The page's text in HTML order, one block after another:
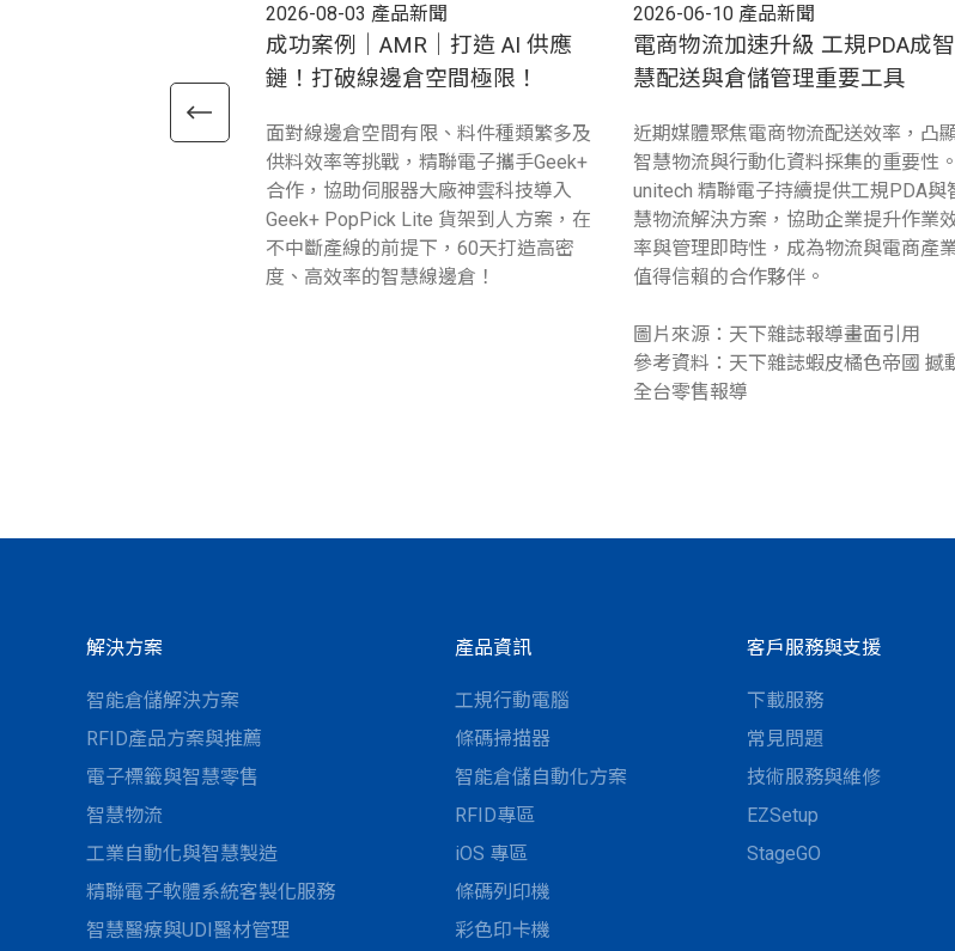
2026-08-03 產品新聞
成功案例｜AMR｜打造 AI 供應
鏈！打破線邊倉空間極限！
面對線邊倉空間有限、料件種類繁多及
供料效率等挑戰，精聯電子攜手Geek+
合作，協助伺服器大廠神雲科技導入
Geek+ PopPick Lite 貨架到人方案，在
不中斷產線的前提下，60天打造高密
度、高效率的智慧線邊倉！
2026-06-10 產品新聞
電商物流加速升級 工規PDA成智
慧配送與倉儲管理重要工具
近期媒體聚焦電商物流配送效率，凸
智慧物流與行動化資料採集的重要性。
unitech 精聯電子持續提供工規PDA與
慧物流解決方案，協助企業提升作業
率與管理即時性，成為物流與電商產
值得信賴的合作夥伴。
圖片來源：天下雜誌報導畫面引用
參考資料：天下雜誌蝦皮橘色帝國 撼
全台零售報導
解決方案
智能倉儲解決方案
RFID產品方案與推薦
電子標籤與智慧零售
智慧物流
工業自動化與智慧製造
精聯電子軟體系統客製化服務
智慧醫療與UDI醫材管理
產品資訊
工規行動電腦
條碼掃描器
智能倉儲自動化方案
RFID專區
iOS 專區
條碼列印機
彩色印卡機
客戶服務與支援
下載服務
常見問題
技術服務與維修
EZSetup
StageGO